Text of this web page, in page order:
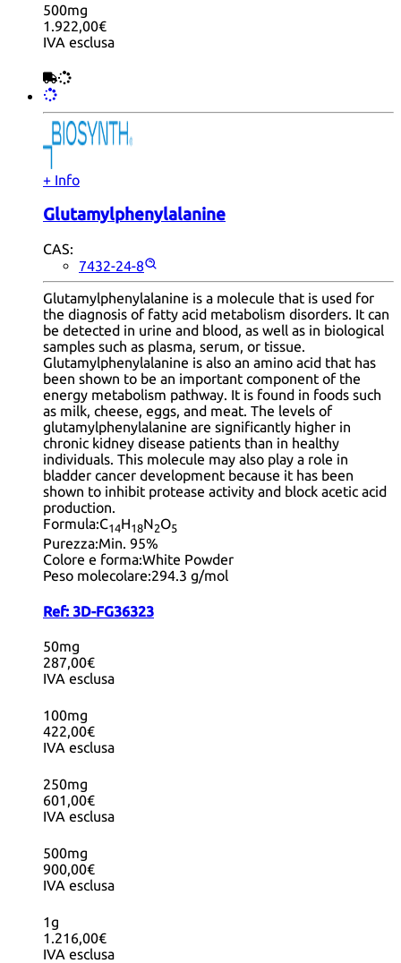
500mg
1.922,00€
IVA esclusa
+ Info
Glutamylphenylalanine
CAS:
7432-24-8
Glutamylphenylalanine is a molecule that is used for
the diagnosis of fatty acid metabolism disorders. It can
be detected in urine and blood, as well as in biological
samples such as plasma, serum, or tissue.
Glutamylphenylalanine is also an amino acid that has
been shown to be an important component of the
energy metabolism pathway. It is found in foods such
as milk, cheese, eggs, and meat. The levels of
glutamylphenylalanine are significantly higher in
chronic kidney disease patients than in healthy
individuals. This molecule may also play a role in
bladder cancer development because it has been
shown to inhibit protease activity and block acetic acid
production.
Formula:C14H18N2O5
Purezza:Min. 95%
Colore e forma:White Powder
Peso molecolare:294.3 g/mol
Ref: 3D-FG36323
50mg
287,00€
IVA esclusa
100mg
422,00€
IVA esclusa
250mg
601,00€
IVA esclusa
500mg
900,00€
IVA esclusa
1g
1.216,00€
IVA esclusa